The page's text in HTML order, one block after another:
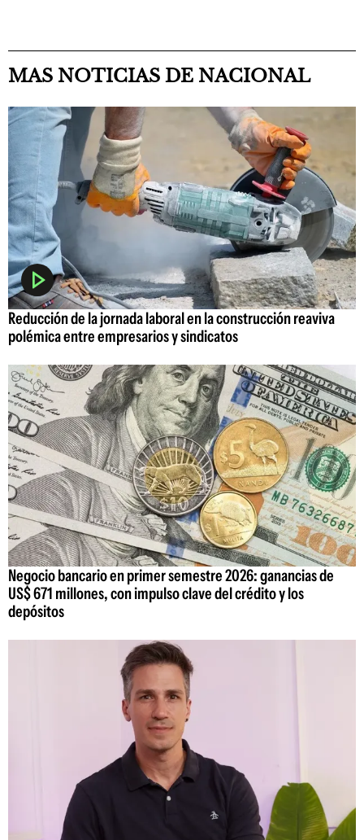
MAS NOTICIAS DE NACIONAL
Reducción de la jornada laboral en la construcción reaviva
polémica entre empresarios y sindicatos
Negocio bancario en primer semestre 2026: ganancias de
US$ 671 millones, con impulso clave del crédito y los
depósitos